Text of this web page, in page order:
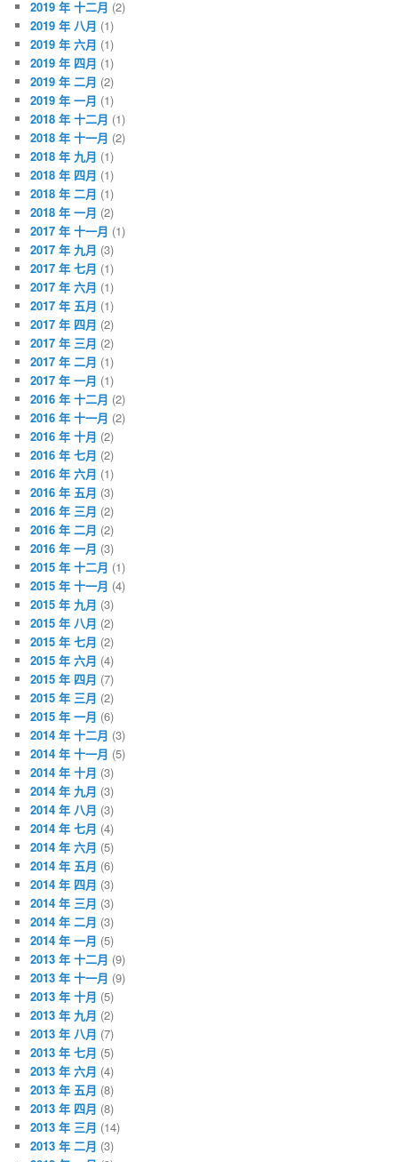
2019 年 十二月 (2)
2019 年 八月 (1)
2019 年 六月 (1)
2019 年 四月 (1)
2019 年 二月 (2)
2019 年 一月 (1)
2018 年 十二月 (1)
2018 年 十一月 (2)
2018 年 九月 (1)
2018 年 四月 (1)
2018 年 二月 (1)
2018 年 一月 (2)
2017 年 十一月 (1)
2017 年 九月 (3)
2017 年 七月 (1)
2017 年 六月 (1)
2017 年 五月 (1)
2017 年 四月 (2)
2017 年 三月 (2)
2017 年 二月 (1)
2017 年 一月 (1)
2016 年 十二月 (2)
2016 年 十一月 (2)
2016 年 十月 (2)
2016 年 七月 (2)
2016 年 六月 (1)
2016 年 五月 (3)
2016 年 三月 (2)
2016 年 二月 (2)
2016 年 一月 (3)
2015 年 十二月 (1)
2015 年 十一月 (4)
2015 年 九月 (3)
2015 年 八月 (2)
2015 年 七月 (2)
2015 年 六月 (4)
2015 年 四月 (7)
2015 年 三月 (2)
2015 年 一月 (6)
2014 年 十二月 (3)
2014 年 十一月 (5)
2014 年 十月 (3)
2014 年 九月 (3)
2014 年 八月 (3)
2014 年 七月 (4)
2014 年 六月 (5)
2014 年 五月 (6)
2014 年 四月 (3)
2014 年 三月 (3)
2014 年 二月 (3)
2014 年 一月 (5)
2013 年 十二月 (9)
2013 年 十一月 (9)
2013 年 十月 (5)
2013 年 九月 (2)
2013 年 八月 (7)
2013 年 七月 (5)
2013 年 六月 (4)
2013 年 五月 (8)
2013 年 四月 (8)
2013 年 三月 (14)
2013 年 二月 (3)